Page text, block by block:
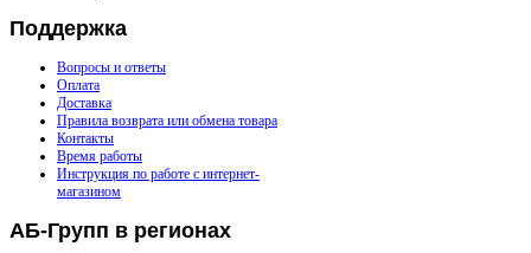
Поддержка
Вопросы и ответы
Оплата
Доставка
Правила возврата или обмена товара
Контакты
Время работы
Инструкция по работе с интернет-
магазином
АБ-Групп в регионах